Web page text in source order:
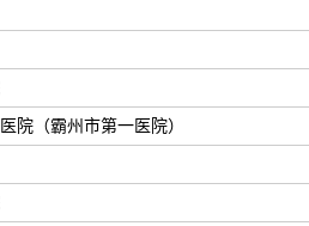
院（霸州市第一医院）